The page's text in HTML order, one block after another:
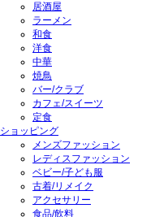
居酒屋
ラーメン
和食
洋食
中華
焼鳥
バー/クラブ
カフェ/スイーツ
定食
ショッピング
メンズファッション
レディスファッション
ベビー/子ども服
古着/リメイク
アクセサリー
食品/飲料